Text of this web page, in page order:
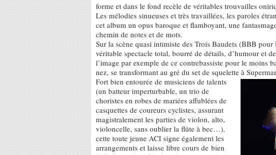
forme et dans le fond recèle de véritables trouvailles
Les mélodies sinueuses et très travaillées, les paroles
cet album un opus baroque et flamboyant, une
chemin de notes et de mots.
Sur la scène quasi intimiste des Trois Baudets (BBB
véritable spectacle total, bourré de détails, d’humour et
l’image par exemple de ce contrebassiste pour le moins
nez, se transformant au gré du set de squelette à
Fort bien entourée de musiciens de talents
(un batteur imperturbable, un trio de
choristes en robes de mariées affublées de
casquettes de coureurs cyclistes, assurant
magistralement les parties de violon, alto,
violoncelle, sans oublier la flûte à bec…),
cette toute jeune ACI signe également les
arrangements et laisse libre cours de bien